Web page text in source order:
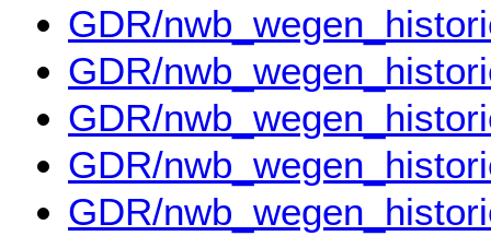
GDR/
GDR/
GDR/
GDR/
GDR/